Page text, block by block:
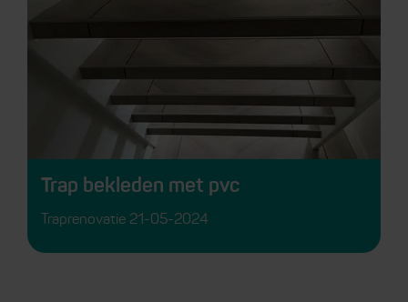
Trap bekleden met pvc
Traprenovatie 21-05-2024